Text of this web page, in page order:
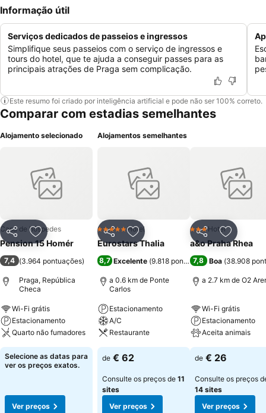
Informação útil
Serviços dedicados de passeios e ingressos
Simplifique seus passeios com o serviço de ingressos e
tours do hotel, que te ajuda a conseguir passes para as
principais atrações de Praga sem complicação.
Este resumo foi criado por inteligência artificial e pode não ser 100% correto.
Comparar com estadias semelhantes
Alojamento selecionado
PartilharAdicionar aos favoritos
Casa de hóspedes
Pension 15 Homér
7,4 (3.964 pontuações)
Praga, República
Checa
Wi-Fi grátis
Estacionamento
Quarto não fumadores
Selecione as datas para
ver os preços exatos.
Ver preços
Alojamentos semelhantes
PartilharAdicionar aos favoritos
5 EstrelasHotel
Eurostars Thalia
8,7 Excelente (9.818 pontuações)
a 0.6 km de Ponte
Carlos
Estacionamento
A/C
Restaurante
de € 62
Consulte os preços de 11
sites
Ver preços
Partilhar
3 Estrelas
Hotel
a&o Praha Rhea
7,8 Boa (38.908
a 2.7 km de O2
Wi-Fi grátis
Estacionamento
Aceita animais
de € 26
Consulte os preços
14 sites
Ver preços